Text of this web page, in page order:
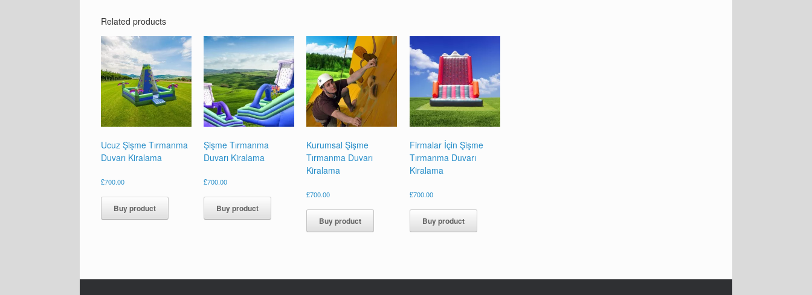
Related products
Ucuz Şişme Tırmanma
Duvarı Kiralama
£700.00
Buy product
Şişme Tırmanma
Duvarı Kiralama
£700.00
Buy product
Kurumsal Şişme
Tırmanma Duvarı
Kiralama
£700.00
Buy product
Firmalar İçin Şişme
Tırmanma Duvarı
Kiralama
£700.00
Buy product